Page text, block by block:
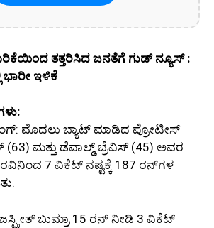
ತತ್ತರಿಸಿದ ಜನತೆಗೆ ಗುಡ್ ನ್ಯೂಸ್ :
ಭಾರೀ ಇಳಿಕೆ
ಮೊದಲು ಬ್ಯಾಟ್ ಮಾಡಿದ ಪ್ರೋಟೀಸ್
ಮತ್ತು ಡೆವಾಲ್ಡ್ ಬ್ರೆವಿಸ್ (45) ಅವರ
7 ವಿಕೆಟ್ ನಷ್ಟಕ್ಕೆ 187 ರನ್‌ಗಳ
ಬುಮ್ರಾ 15 ರನ್ ನೀಡಿ 3 ವಿಕೆಟ್